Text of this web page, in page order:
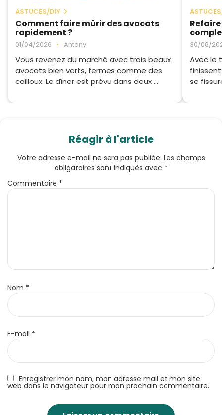
ASTUCES/DIY
Comment faire mûrir des avocats
rapidement ?
01/04/2026 • Antony
Vous revenez du marché avec trois beaux
avocats bien verts, fermes comme des
cailloux. Le dîner est prévu dans deux ...
30/06/
Avec le
se
Réagir à l'article
Enregistrer mon nom, mon adresse mail et mon site
web dans le navigateur pour mon prochain commentaire.
Votre adresse e-mail ne sera pas publiée. Les champs
obligatoires sont indiqués avec *
Commentaire *
Nom *
E-mail *